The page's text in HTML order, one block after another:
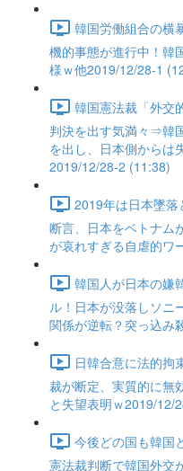
韓国労働組合の横
機的事態が進行中！韓
様ｗ他2019/12/28-1
韓国憲法裁「外交
判決を出す気満々⇒韓
を出し、日本側からは
2019/12/28-2 (11:38)
2019年は日本墜
断言、日本をベトナム
が哀れすぎる自虐的ワ
韓国人が日本の嫌
ル！日本が没落しソニ
関係が逆転？突っ込み
日韓合意に法的拘
裁が断定、実質的に無
と失望表明ｗ2019/12/
今後どの国も韓国
憲法裁判断で韓国外交